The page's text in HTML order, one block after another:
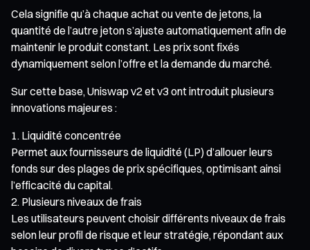
Cela signifie qu’à chaque achat ou vente de jetons, la
quantité de l’autre jeton s’ajuste automatiquement afin de
maintenir le produit constant. Les prix sont fixés
dynamiquement selon l’offre et la demande du marché.
Sur cette base, Uniswap v2 et v3 ont introduit plusieurs
innovations majeures :
Liquidité concentrée
Permet aux fournisseurs de liquidité (LP) d’allouer leurs
fonds sur des plages de prix spécifiques, optimisant ainsi
l’efficacité du capital.
Plusieurs niveaux de frais
Les utilisateurs peuvent choisir différents niveaux de frais
selon leur profil de risque et leur stratégie, répondant aux